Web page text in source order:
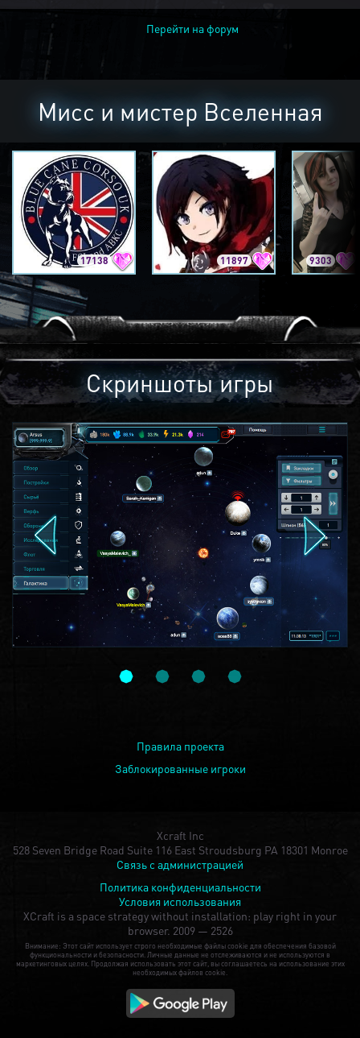
Перейти на форум
Мисс и мистер Вселенная
17138 11897 9303
Скриншоты игры
Правила проекта
Заблокированные игроки
Xcraft Inc
528 Seven Bridge Road Suite 116 East Stroudsburg PA 18301 Monroe
Связь с администрацией
Политика конфиденциальности
Условия использования
XCraft is a space strategy without installation: play right in your
browser. 2009 — 2526
Внимание: Этот сайт использует строго необходимые файлы cookie для обеспечения базовой
функциональности и безопасности. Личные данные не отслеживаются и не используются в
маркетинговых целях. Продолжая использовать этот сайт, вы соглашаетесь на использование этих
необходимых файлов cookie.